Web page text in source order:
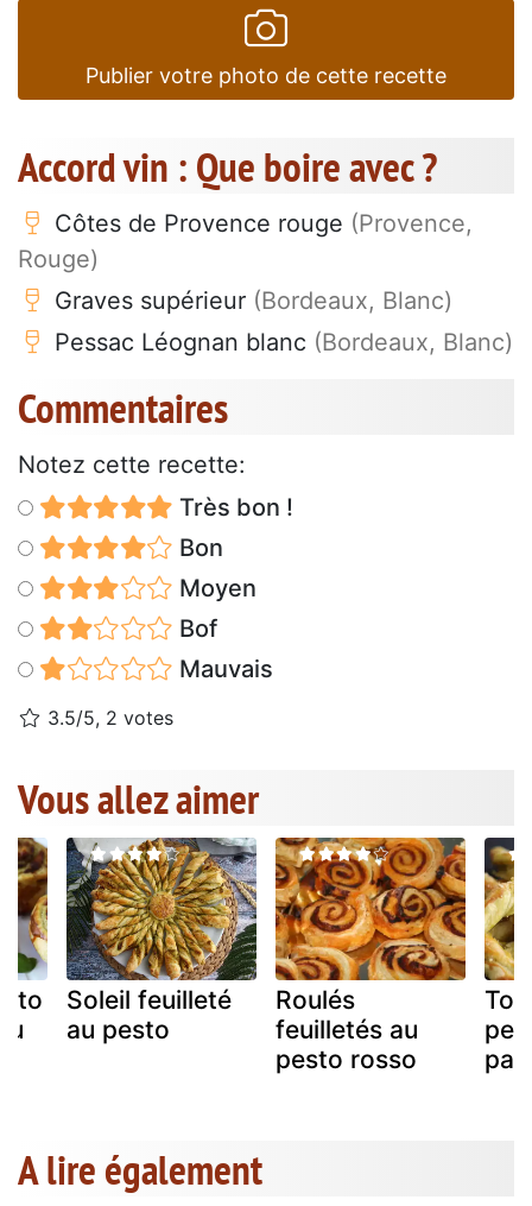
Publier votre photo de cette recette
Accord vin : Que boire avec ?
Côtes de Provence rouge (Provence,
Rouge)
Graves supérieur (Bordeaux, Blanc)
Pessac Léognan blanc (Bordeaux, Blanc)
Commentaires
Notez cette recette:
Très bon !
Bon
Moyen
Bof
Mauvais
3.5/5, 2 votes
Vous allez aimer
Soleil feuilleté
au pesto
Roulés
feuilletés au
pesto rosso
A lire également